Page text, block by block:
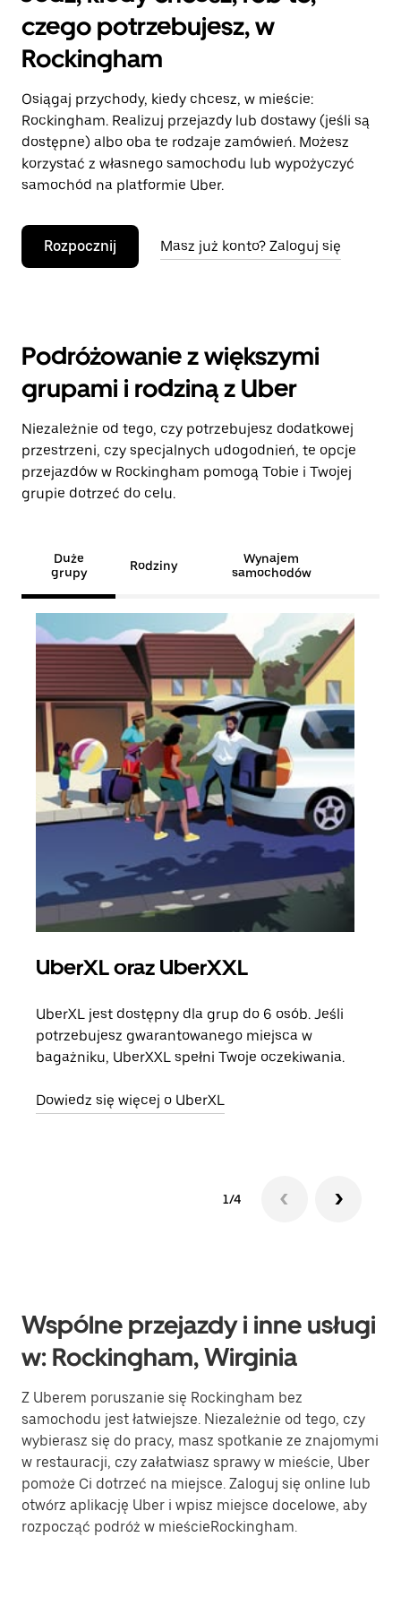
czego potrzebujesz, w
Rockingham
Osiągaj przychody, kiedy chcesz, w mieście:
Rockingham. Realizuj przejazdy lub dostawy (jeśli są
dostępne) albo oba te rodzaje zamówień. Możesz
korzystać z własnego samochodu lub wypożyczyć
samochód na platformie Uber.
Rozpocznij Masz już konto? Zaloguj się
Podróżowanie z większymi
grupami i rodziną z Uber
Niezależnie od tego, czy potrzebujesz dodatkowej
przestrzeni, czy specjalnych udogodnień, te opcje
przejazdów w Rockingham pomogą Tobie i Twojej
grupie dotrzeć do celu.
Duże
grupy
Rodziny
Wynajem
samochodów
UberXL oraz UberXXL
UberXL jest dostępny dla grup do 6 osób. Jeśli
potrzebujesz gwarantowanego miejsca w
bagażniku, UberXXL spełni Twoje oczekiwania.
Dowiedz się więcej o UberXL
1/4
Wspólne przejazdy i inne usługi
w: Rockingham, Wirginia
Z Uberem poruszanie się Rockingham bez
samochodu jest łatwiejsze. Niezależnie od tego, czy
wybierasz się do pracy, masz spotkanie ze znajomymi
w restauracji, czy załatwiasz sprawy w mieście, Uber
pomoże Ci dotrzeć na miejsce. Zaloguj się online lub
otwórz aplikację Uber i wpisz miejsce docelowe, aby
rozpocząć podróż w mieścieRockingham.